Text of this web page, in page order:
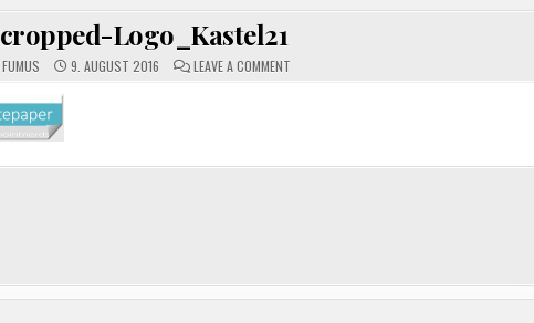
cropped-Logo_Kastel21
FUMUS 9. AUGUST 2016 LEAVE A COMMENT